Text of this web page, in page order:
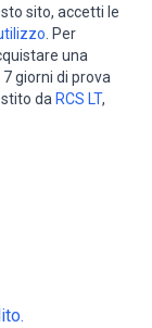
sito, accetti le
. Per
una
giorni di prova
da RCS LT,